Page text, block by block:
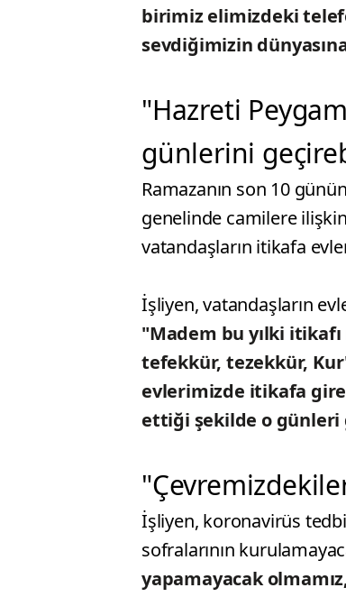
birimiz elimizdeki
sevdiğimizin
"Hazreti
günlerini
Ramazanın son 10
genelinde camilere
vatandaşların itikafa
İşliyen, vatandaşların
"Madem bu yılki
tefekkür, tezekkür,
evlerimizde itikafa
ettiği şekilde o
İşliyen, koronavirüs
sofralarının
yapamayacak